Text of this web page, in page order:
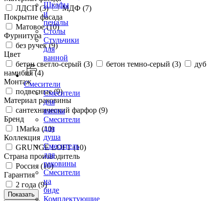
Шкафы
и
пеналы
Столы
Стульчики
для
ванной
Смесители
Смесители
для
ванны
Смесители
для
душа
Смеситель
для
раковины
Смесители
на
биде
Комплектующие
ЛДСП (3) МДФ (7)
Покрытие фасада
Матовое (10)
Фурнитура
без ручек (9)
Цвет
бетон светло-серый (3) бетон темно-серый (3)
дуб
намибия (4)
Монтаж
подвесные (9)
Материал раковины
сантехнический фарфор (9)
Бренд
1Marka (10)
Коллекция
GRUNGE LOFT (10)
Страна производитель
Россия (10)
Гарантия
2 года (9)